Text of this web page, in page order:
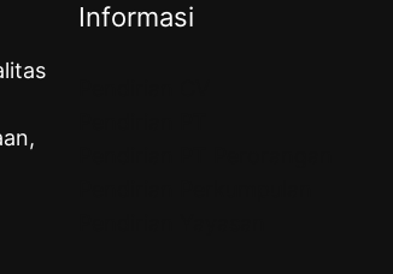
Informasi